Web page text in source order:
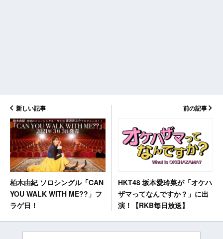
新しい記事
柏木由紀 ソロシングル「CAN
YOU WALK WITH ME??」フ
ラゲ日！
前の記事
HKT48 坂本愛玲菜が「オケハ
ザマってなんですか？」に出
演！【RKB毎日放送】